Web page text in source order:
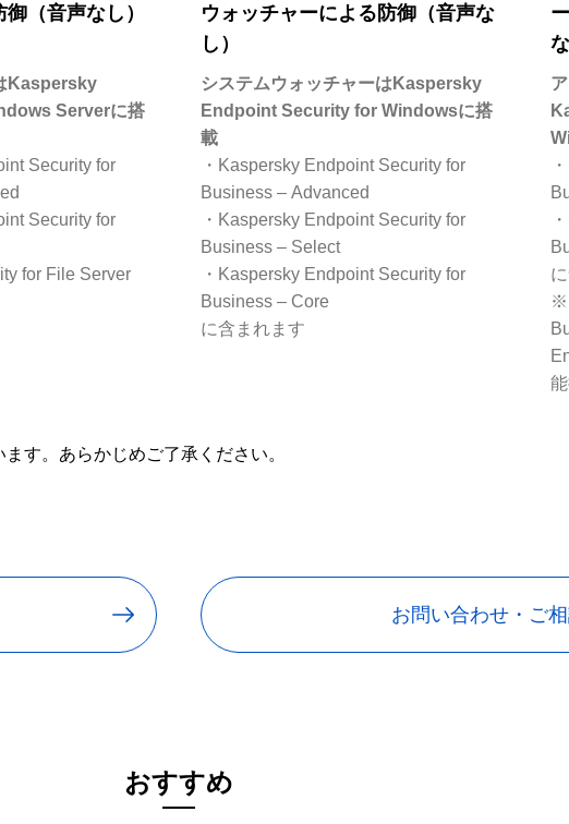
（音声なし）
Kaspersky
Serverに搭
Security for
Security for
for File Server
ウォッチャーによる防御（音声な
し）
システムウォッチャーはKaspersky
Endpoint Security for Windowsに搭
載
・Kaspersky Endpoint Security for
Business – Advanced
・Kaspersky Endpoint Security for
Business – Select
・Kaspersky Endpoint Security for
Business – Core
に含まれます
※
す。あらかじめご了承ください。
お問い合わせ・ご
おすすめ